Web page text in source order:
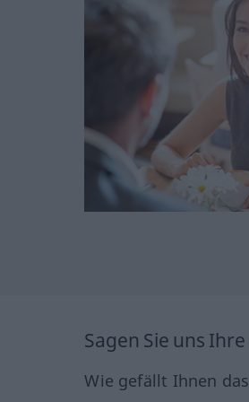
Sagen Sie uns
Wie gefällt Ihnen